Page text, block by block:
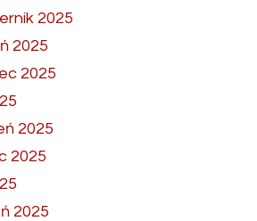
2025
2025
2025
2025
2025
2025